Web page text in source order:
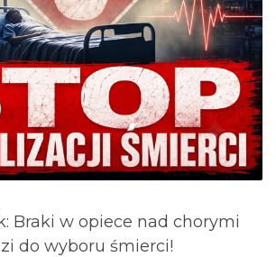
Braki w opiece nad chorymi
do wyboru śmierci!